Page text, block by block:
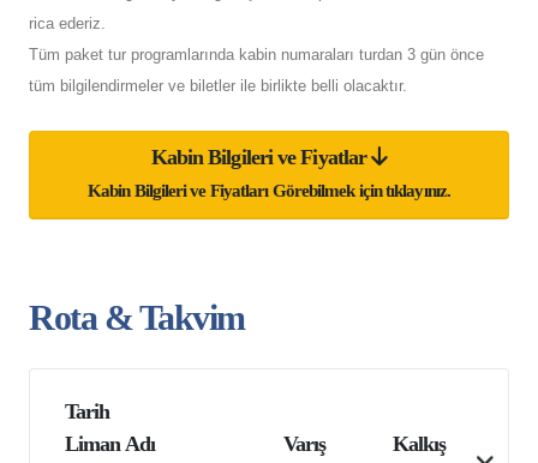
rica ederiz.
Tüm paket tur programlarında kabin numaraları turdan 3 gün önce
tüm bilgilendirmeler ve biletler ile birlikte belli olacaktır.
Kabin Bilgileri ve Fiyatlar
Kabin Bilgileri ve Fiyatları Görebilmek için tıklayınız.
Rota & Takvim
Tarih
Liman Adı
Varış
Kalkış